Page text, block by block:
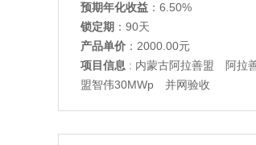
预期年化收益 ：6.50%
锁定期 ：90天
产品单价 ：2000.00元
项目信息 : 内蒙古阿拉善盟 阿拉
盟智伟30MWp 并网验收